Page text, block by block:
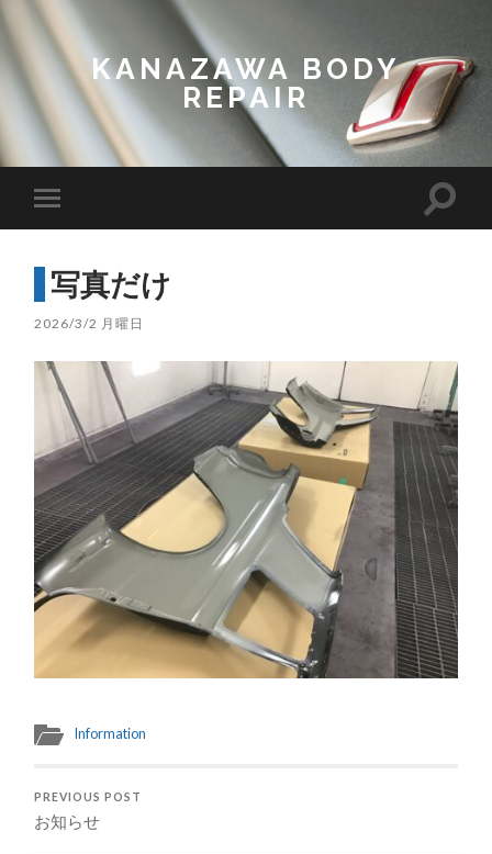
KANAZAWA BODY
REPAIR
mobile
Toggle
写真だけ
2026/3/2 月曜日
Information
PREVIOUS POST
お知らせ